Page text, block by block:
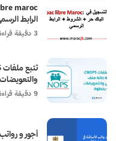
الرابط
3 دقيقة قراءة
9 دقيقة قراءة
أجور و